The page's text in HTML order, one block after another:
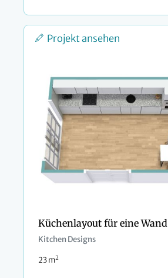
Projekt ansehen
Küchenlayout für eine Wand
Kitchen Designs
23 m2